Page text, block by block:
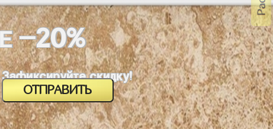
-20%
Зафиксируйте скидку!